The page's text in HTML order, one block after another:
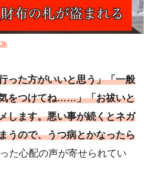
った方がいいと思う」「一般
をつけてね……」「お祓いと
します。悪い事が続くとネガ
うので、うつ病とかなったら
た心配の声が寄せられてい